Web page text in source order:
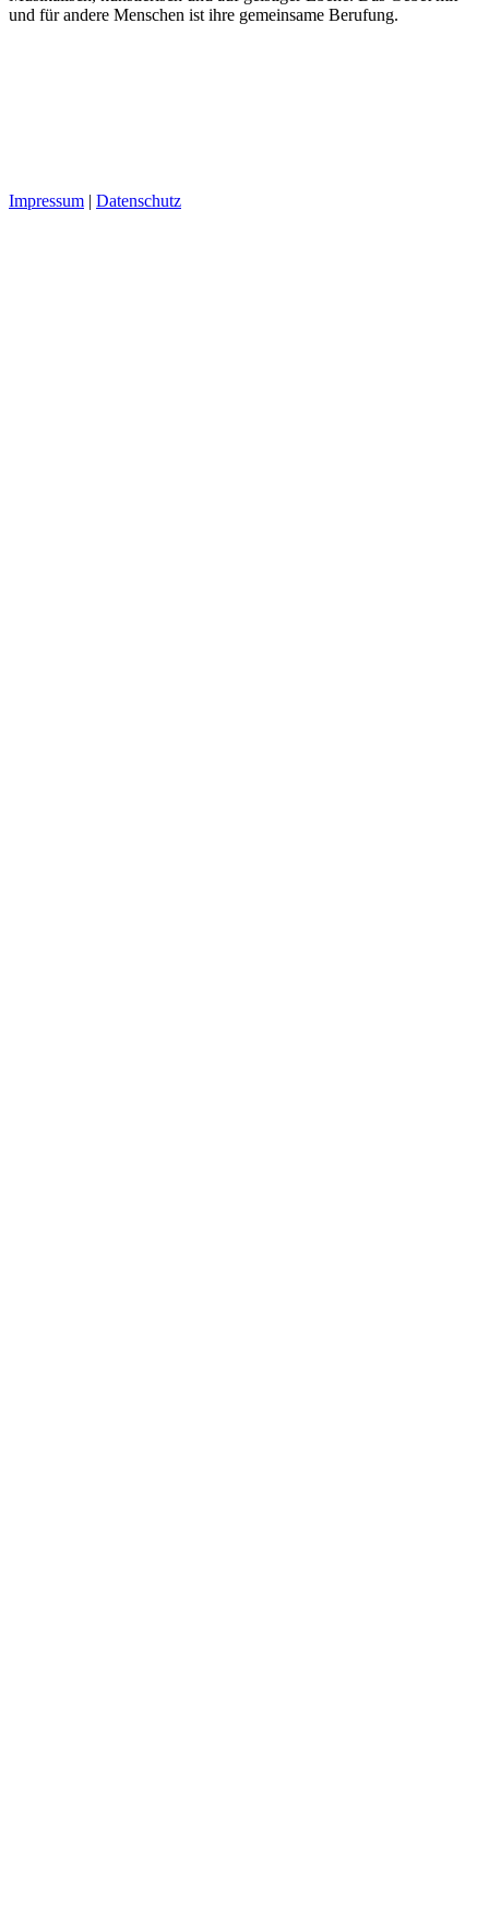
und für andere Menschen ist ihre gemeinsame Berufung.
Impressum | Datenschutz